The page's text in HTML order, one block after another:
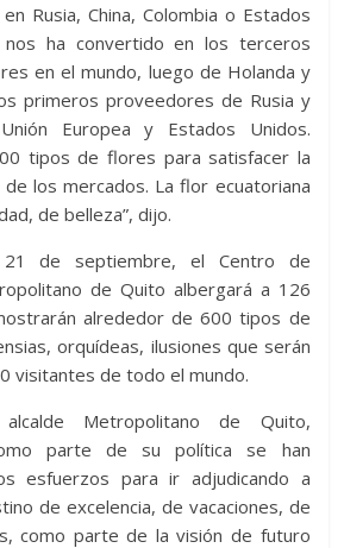
Rusia, China, Colombia o Estados
nos ha convertido en los terceros
en el mundo, luego de Holanda y
primeros proveedores de Rusia y
Europea y Estados Unidos.
tipos de flores para satisfacer la
los mercados. La flor ecuatoriana
de belleza”, dijo.
de septiembre, el Centro de
de Quito albergará a 126
alrededor de 600 tipos de
orquídeas, ilusiones que serán
visitantes de todo el mundo.
alcalde Metropolitano de Quito,
parte de su política se han
esfuerzos para ir adjudicando a
de excelencia, de vacaciones, de
como parte de la visión de futuro